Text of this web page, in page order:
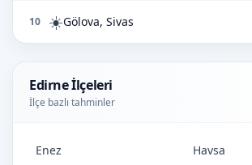
10 ☀️Gölova, Sivas
Edirne İlçeleri
İlçe bazlı tahminler
Enez Havsa